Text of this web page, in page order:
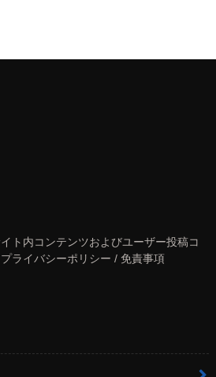
ト内コンテンツおよびユーザー投稿コ
ライバシーポリシー / 免責事項